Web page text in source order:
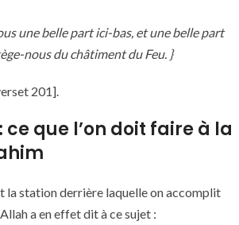
une belle part ici-bas, et une belle part
nous du châtiment du Feu. }
201].
que l’on doit faire à la
la station derrière laquelle on accomplit
a en effet dit à ce sujet :